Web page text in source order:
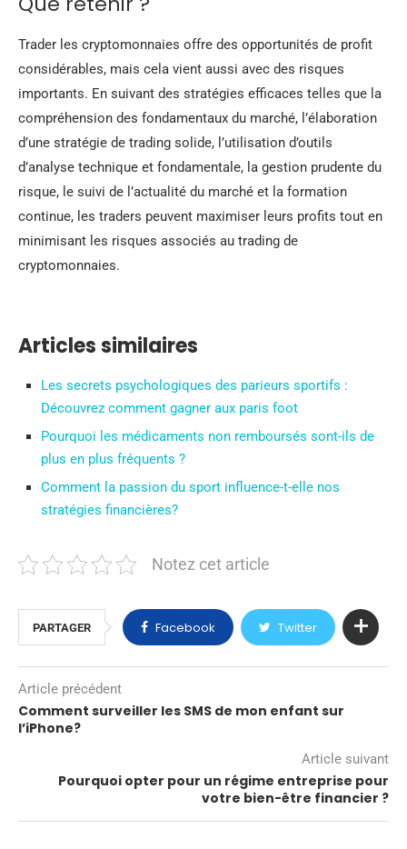
Trader les cryptomonnaies offre des opportunités de profit
considérables, mais cela vient aussi avec des risques
importants. En suivant des stratégies efficaces telles que la
compréhension des fondamentaux du marché, l’élaboration
d’une stratégie de trading solide, l’utilisation d’outils
d’analyse technique et fondamentale, la gestion prudente du
risque, le suivi de l’actualité du marché et la formation
continue, les traders peuvent maximiser leurs profits tout en
minimisant les risques associés au trading de
cryptomonnaies.
Articles similaires
Les secrets psychologiques des parieurs sportifs :
Découvrez comment gagner aux paris foot
Pourquoi les médicaments non remboursés sont-ils de
plus en plus fréquents ?
Comment la passion du sport influence-t-elle nos
stratégies financières?
Notez cet article
PARTAGER Facebook Twitter
Article précédent
Comment surveiller les SMS de mon enfant sur
l’iPhone?
Article suivant
Pourquoi opter pour un régime entreprise pour
votre bien-être financier ?